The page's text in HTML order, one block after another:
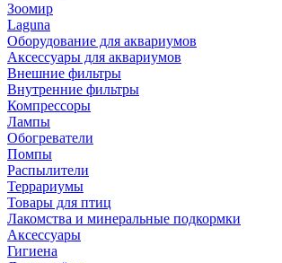
Зоомир
Laguna
Оборудование для аквариумов
Аксессуары для аквариумов
Внешние фильтры
Внутренние фильтры
Компрессоры
Лампы
Обогреватели
Помпы
Распылители
Террариумы
Товары для птиц
Лакомства и минеральные подкормки
Аксессуары
Гигиена